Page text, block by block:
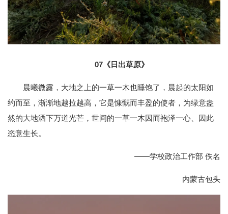
07 《日出草原》
晨曦微露，大地之上的一草一木也睡饱了，晨起的太阳如
约而至，渐渐地越拉越高，它是慷慨而丰盈的使者，为绿意盎
然的大地洒下万道光芒，世间的一草一木因而袍泽一心、因此
恣意生长。
——学校政治工作部 佚名
内蒙古包头